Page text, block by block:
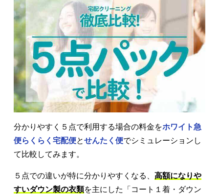
分かりやすく５点で利用する場合の料金をホワイト急
便らくらく宅配便とせんたく便でシミュレーションし
て比較してみます。
５点での違いが特に分かりやすくなる、 高額になりや
すいダウン製の衣類を主にした「コート１着・ダウン